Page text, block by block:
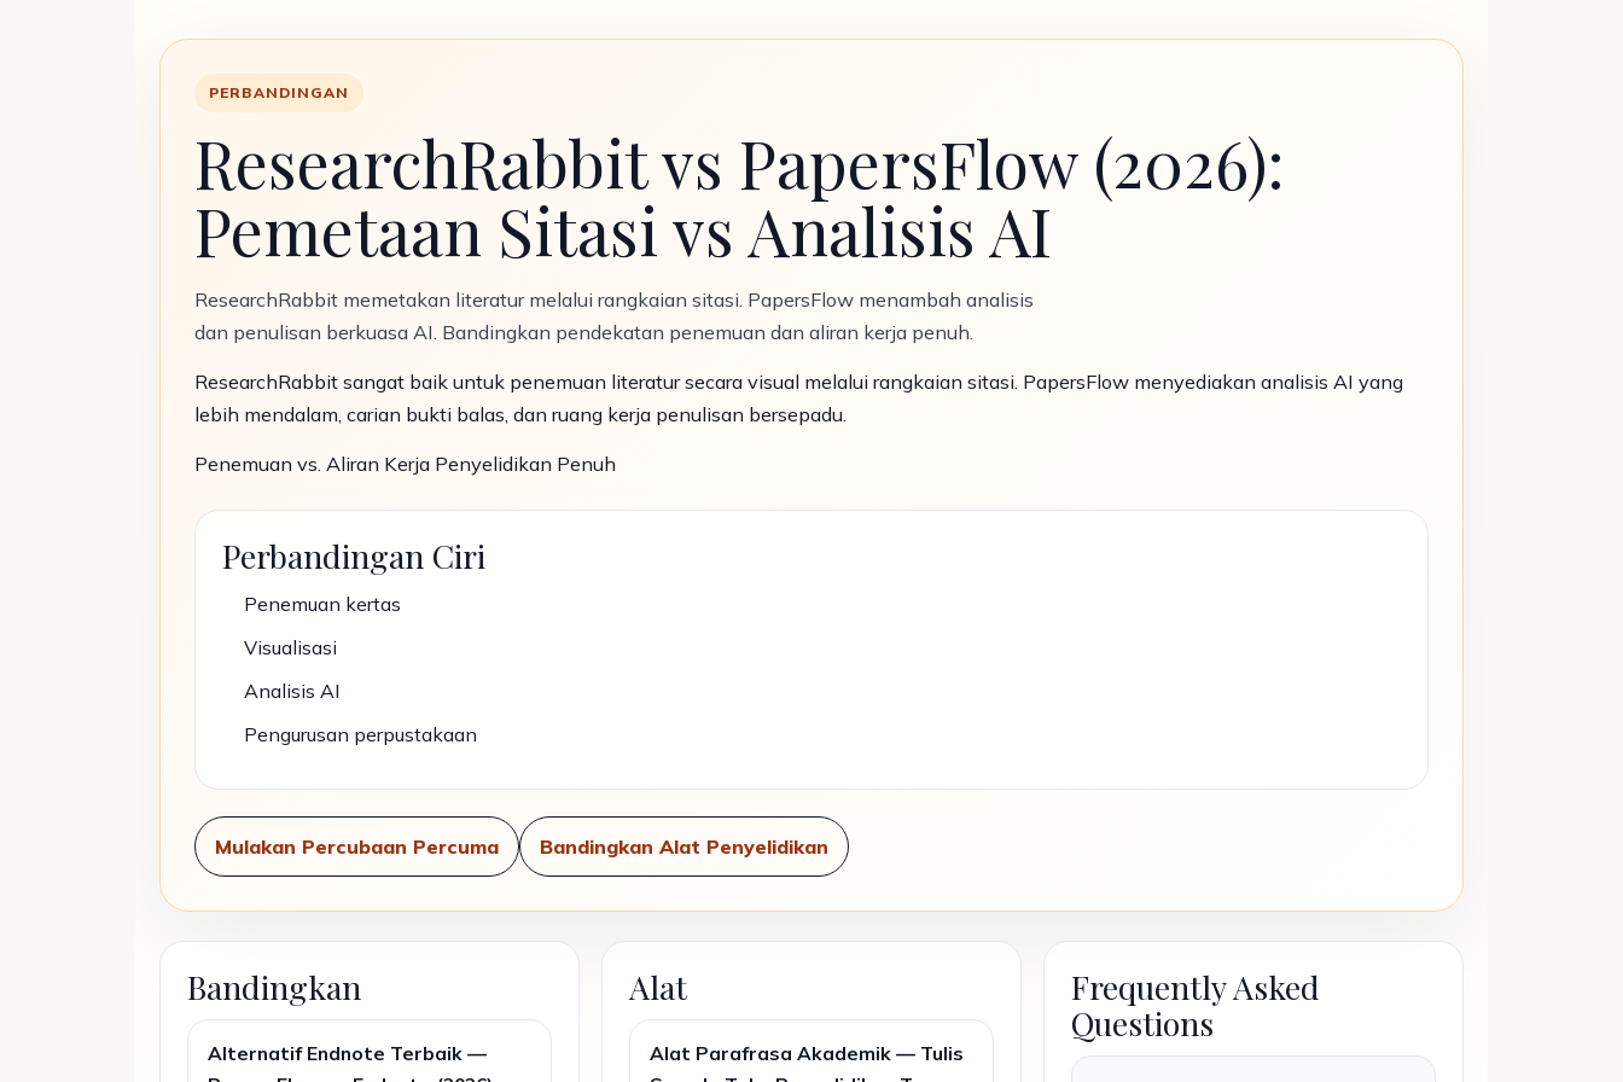
PERBANDINGAN
ResearchRabbit vs PapersFlow (2026):
Pemetaan Sitasi vs Analisis AI
ResearchRabbit memetakan literatur melalui rangkaian sitasi. PapersFlow menambah analisis
dan penulisan berkuasa AI. Bandingkan pendekatan penemuan dan aliran kerja penuh.
ResearchRabbit sangat baik untuk penemuan literatur secara visual melalui rangkaian sitasi. PapersFlow menyediakan analisis AI yang
lebih mendalam, carian bukti balas, dan ruang kerja penulisan bersepadu.
Penemuan vs. Aliran Kerja Penyelidikan Penuh
Perbandingan Ciri
Penemuan kertas
Visualisasi
Analisis AI
Pengurusan perpustakaan
Mulakan Percubaan Percuma Bandingkan Alat Penyelidikan
Bandingkan
Alternatif Endnote Terbaik —
Alat
Alat Parafrasa Akademik — Tulis
Frequently Asked
Questions